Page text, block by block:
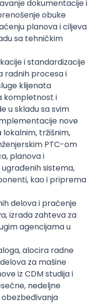
dokumentacije i
obuke
planova i ciljeva
sa tehničkim
i standardizacije
radnih procesa i
klijenata
kompletnost i
u skladu sa svim
nove
tržišnim,
PTC-om
planova i
sistema,
kao i priprema
delova i praćenje
izrada zahteva za
agencijama u
alocira radne
za mašine
iz CDM studija i
nedeljne